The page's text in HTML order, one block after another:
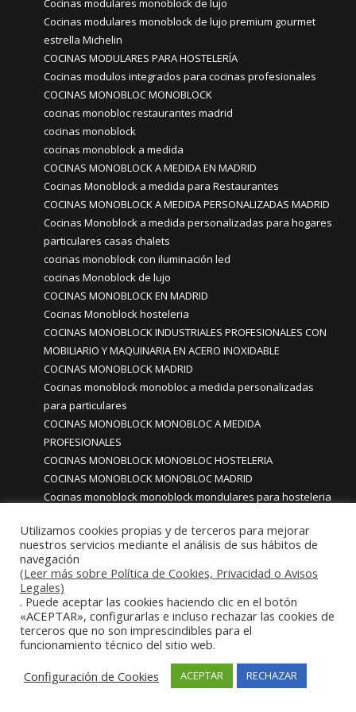
Cocinas modulares monoblock de lujo
Cocinas modulares monoblock de lujo premium gourmet
estrella Michelin
COCINAS MODULARES PARA HOSTELERÍA
Cocinas modulos integrados para cocinas profesionales
COCINAS MONOBLOC MONOBLOCK
cocinas monobloc restaurantes madrid
cocinas monoblock
cocinas monoblock a medida
COCINAS MONOBLOCK A MEDIDA EN MADRID
Cocinas Monoblock a medida para Restaurantes
COCINAS MONOBLOCK A MEDIDA PERSONALIZADAS MADRID
Cocinas Monoblock a medida personalizadas para hogares
particulares casas chalets
cocinas monoblock con iluminación led
cocinas Monoblock de lujo
COCINAS MONOBLOCK EN MADRID
Cocinas Monoblock hosteleria
COCINAS MONOBLOCK INDUSTRIALES PROFESIONALES CON
MOBILIARIO Y MAQUINARIA EN ACERO INOXIDABLE
COCINAS MONOBLOCK MADRID
Cocinas monoblock monobloc a medida personalizadas
para particulares
COCINAS MONOBLOCK MONOBLOC A MEDIDA
PROFESIONALES
COCINAS MONOBLOCK MONOBLOC HOSTELERIA
COCINAS MONOBLOCK MONOBLOC MADRID
Cocinas monoblock monoblock mondulares para hosteleria
COCINAS MONOBLOCK PARA CASAS CHALETS PISOS CON
ACABADOS DE ALTA GAMA PREMIUM LUJO
COCINAS MONOBLOCK PARA CASAS PARTICULARES
COCINAS MONOBLOCK PARA HOGARES CASAS VIVIENDAS
PARTICULARES MADRID
COCINAS MONOBLOCK PARA HOSTELERIA
COCINAS MONOBLOCK PARA HOTELES
Cocinas monoblock personalizadas a medida
COCINAS MONOBLOCK PROFESIONALES A MEDIDA
Utilizamos cookies propias y de terceros para mejorar
nuestros servicios mediante el análisis de sus hábitos de
navegación
(Leer más sobre Política de Cookies, Privacidad o Avisos
Legales)
. Puede aceptar las cookies haciendo clic en el botón
«ACEPTAR», configurarlas e incluso rechazar las cookies de
terceros que no son imprescindibles para el
funcionamiento técnico del sitio web.
Configuración de Cookies
ACEPTAR RECHAZAR